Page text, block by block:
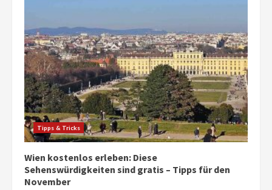
Tipps & Tricks
Wien kostenlos erleben: Diese
Sehenswürdigkeiten sind gratis – Tipps für den
November